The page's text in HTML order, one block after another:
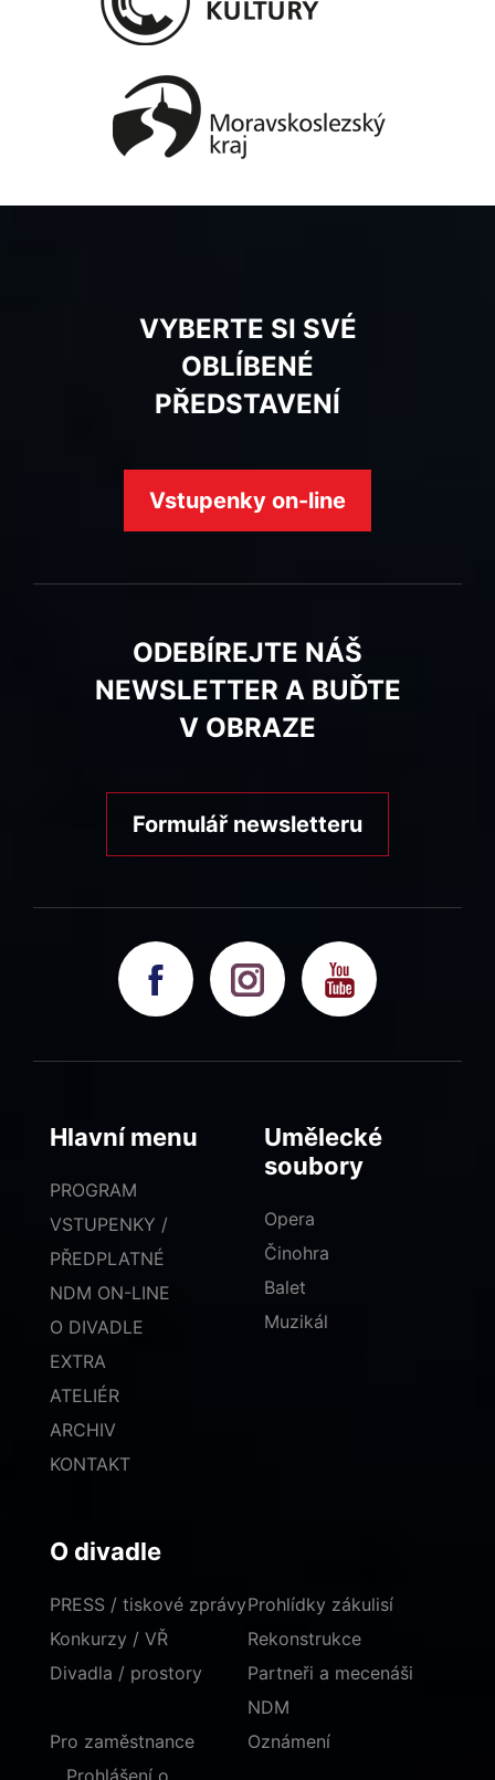
VYBERTE SI SVÉ
OBLÍBENÉ
PŘEDSTAVENÍ
Vstupenky on-line
ODEBÍREJTE NÁŠ
NEWSLETTER A BUĎTE
V OBRAZE
Formulář newsletteru
Hlavní menu
PROGRAM
VSTUPENKY /
PŘEDPLATNÉ
NDM ON-LINE
O DIVADLE
EXTRA
ATELIÉR
ARCHIV
KONTAKT
Umělecké
soubory
Opera
Činohra
Balet
Muzikál
O divadle
PRESS / tiskové zprávy
Konkurzy / VŘ
Divadla / prostory
Prohlídky zákulisí
Rekonstrukce
Partneři a mecenáši
NDM
Pro zaměstnance
Oznámení